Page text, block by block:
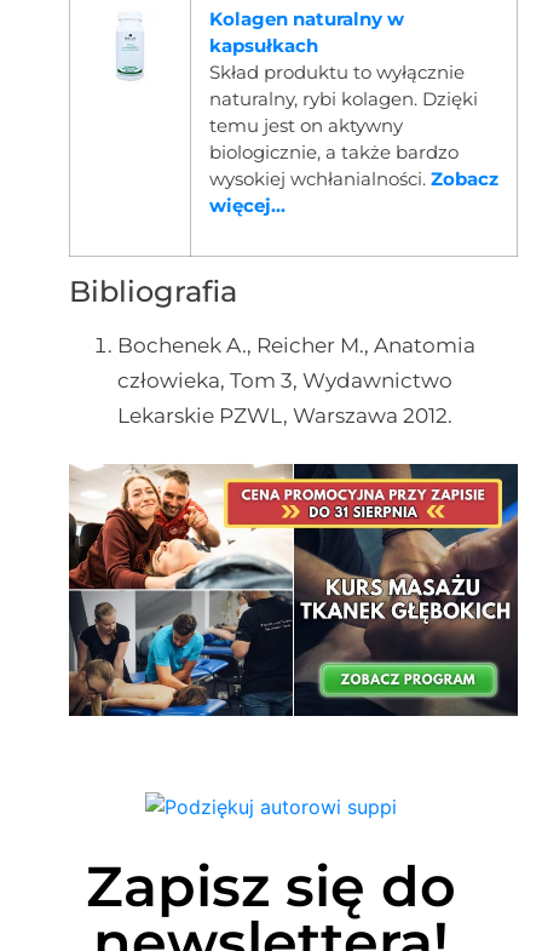
Kolagen naturalny w
kapsułkach
Skład produktu to wyłącznie
naturalny, rybi kolagen. Dzięki
temu jest on aktywny
biologicznie, a także bardzo
wysokiej wchłanialności. Zobacz
więcej...
Bibliografia
Bochenek A., Reicher M., Anatomia
człowieka, Tom 3, Wydawnictwo
Lekarskie PZWL, Warszawa 2012.
Zapisz się do